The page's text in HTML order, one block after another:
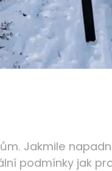
Jakmile
podmínky jak